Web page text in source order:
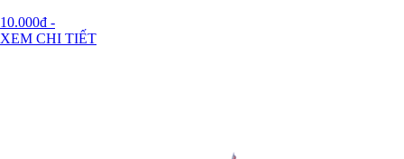
10.000đ -
XEM CHI TIẾT